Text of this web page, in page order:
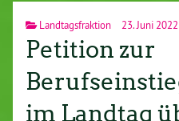
Landtagsfraktion 23. Juni 2022
Petition zur
im Landtag